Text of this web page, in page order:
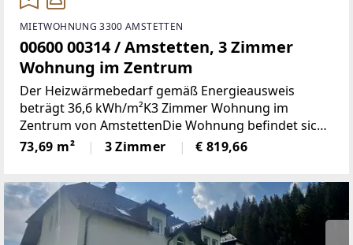
MIETWOHNUNG 3300 AMSTETTEN
00600 00314 / Amstetten, 3 Zimmer
Wohnung im Zentrum
Der Heizwärmebedarf gemäß Energieausweis
beträgt 36,6 kWh/m²K3 Zimmer Wohnung im
Zentrum von AmstettenDie Wohnung befindet sich
1. OG mit 73,69 m² Wohnnutzfläche und besteht aus
folgenden Räumen:Großzügiger Wohnraum
73,69 m² 3 Zimmer € 819,66